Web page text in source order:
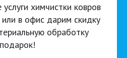
химчистки ковров
в офис дарим скидку
обработку